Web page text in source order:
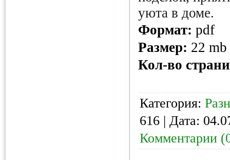
уюта в доме.
Формат: pdf
Размер: 22 mb
Кол-во
Категория:
616 | Дата:
Комментарии